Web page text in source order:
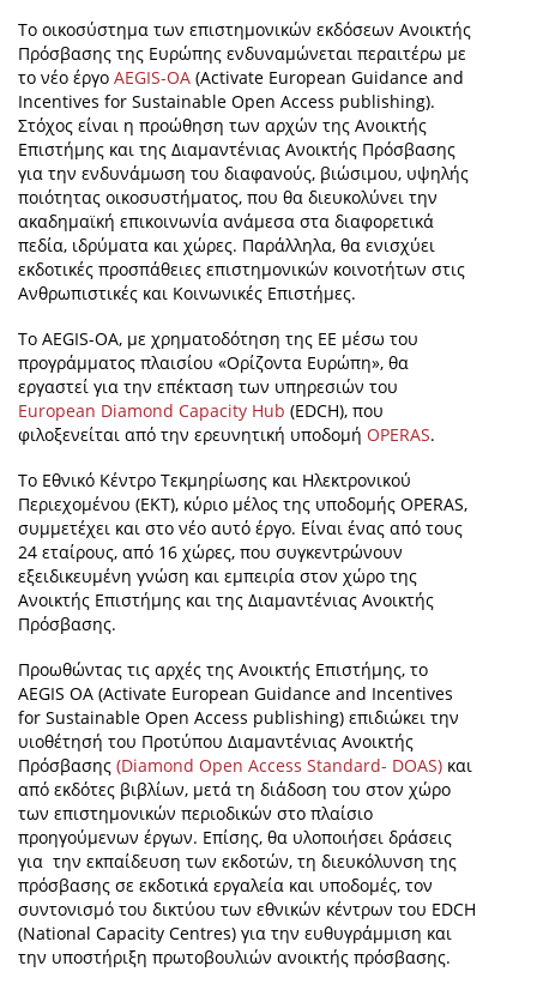
Το οικοσύστημα των επιστημονικών εκδόσεων Ανοικτής
Πρόσβασης της Ευρώπης ενδυναμώνεται περαιτέρω με
το νέο έργο AEGIS-OA (Activate European Guidance and
Incentives for Sustainable Open Access publishing).
Στόχος είναι η προώθηση των αρχών της Ανοικτής
Επιστήμης και της Διαμαντένιας Ανοικτής Πρόσβασης
για την ενδυνάμωση του διαφανούς, βιώσιμου, υψηλής
ποιότητας οικοσυστήματος, που θα διευκολύνει την
ακαδημαϊκή επικοινωνία ανάμεσα στα διαφορετικά
πεδία, ιδρύματα και χώρες. Παράλληλα, θα ενισχύει
εκδοτικές προσπάθειες επιστημονικών κοινοτήτων στις
Ανθρωπιστικές και Κοινωνικές Επιστήμες.
Το AEGIS-OA, με χρηματοδότηση της ΕΕ μέσω του
προγράμματος πλαισίου «Ορίζοντα Ευρώπη», θα
εργαστεί για την επέκταση των υπηρεσιών του
European Diamond Capacity Hub (EDCH), που
φιλοξενείται από την ερευνητική υποδομή OPERAS.
Το Εθνικό Κέντρο Τεκμηρίωσης και Ηλεκτρονικού
Περιεχομένου (ΕΚΤ), κύριο μέλος της υποδομής OPERAS,
συμμετέχει και στο νέο αυτό έργο. Είναι ένας από τους
24 εταίρους, από 16 χώρες, που συγκεντρώνουν
εξειδικευμένη γνώση και εμπειρία στον χώρο της
Ανοικτής Επιστήμης και της Διαμαντένιας Ανοικτής
Πρόσβασης.
Προωθώντας τις αρχές της Ανοικτής Επιστήμης, το
AEGIS OA (Activate European Guidance and Incentives
for Sustainable Open Access publishing) επιδιώκει την
υιοθέτησή του Προτύπου Διαμαντένιας Ανοικτής
Πρόσβασης (Diamond Open Access Standard- DOAS) και
από εκδότες βιβλίων, μετά τη διάδοση του στον χώρο
των επιστημονικών περιοδικών στο πλαίσιο
προηγούμενων έργων. Επίσης, θα υλοποιήσει δράσεις
για την εκπαίδευση των εκδοτών, τη διευκόλυνση της
πρόσβασης σε εκδοτικά εργαλεία και υποδομές, τον
συντονισμό του δικτύου των εθνικών κέντρων του EDCH
(National Capacity Centres) για την ευθυγράμμιση και
την υποστήριξη πρωτοβουλιών ανοικτής πρόσβασης.